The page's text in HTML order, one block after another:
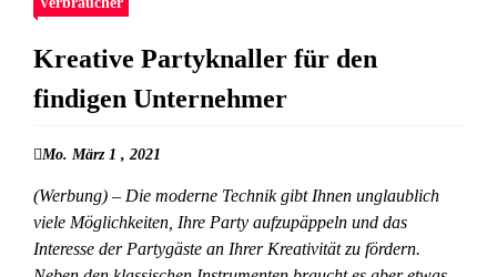
Kreative Partyknaller für den
findigen Unternehmer
Mo. März 1 , 2021
(Werbung) – Die moderne Technik gibt Ihnen unglaublich
viele Möglichkeiten, Ihre Party aufzupäppeln und das
Interesse der Partygäste an Ihrer Kreativität zu fördern.